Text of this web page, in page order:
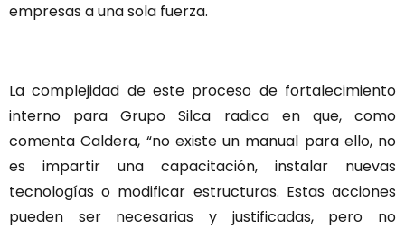
empresas a una sola fuerza.
La complejidad de este proceso de fortalecimiento
interno para Grupo Silca radica en que, como
comenta Caldera, “no existe un manual para ello, no
es impartir una capacitación, instalar nuevas
tecnologías o modificar estructuras. Estas acciones
pueden ser necesarias y justificadas, pero no